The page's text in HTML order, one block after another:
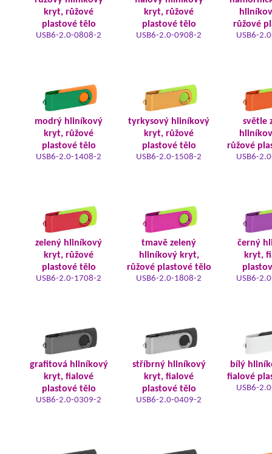
kryt, růžové
plastové tělo
USB6-2.0-0808-2
kryt, růžové
plastové tělo
USB6-2.0-0908-2
růžové
USB6-
modrý hliníkový
kryt, růžové
plastové tělo
USB6-2.0-1408-2
tyrkysový hliníkový
kryt, růžové
plastové tělo
USB6-2.0-1508-2
světle
růžové
USB6-
zelený hliníkový
kryt, růžové
plastové tělo
USB6-2.0-1708-2
tmavě zelený
hliníkový kryt,
růžové plastové tělo
USB6-2.0-1808-2
černý
kryt,
USB6-
grafitová hliníkový
kryt, fialové
plastové tělo
USB6-2.0-0309-2
stříbrný hliníkový
kryt, fialové
plastové tělo
USB6-2.0-0409-2
bílý
fialové
USB6-